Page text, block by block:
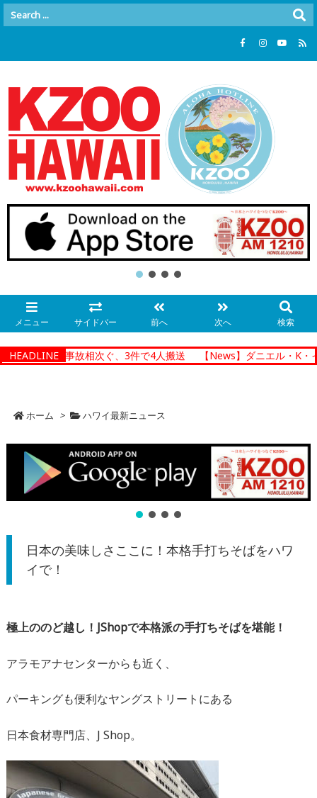
メニュー サイドバー 前へ 次へ 検索
HEADLINE
朝の交通事故相次ぐ、3件で4人搬送 【News】ダニエル・K・イノ
ホーム > ハワイ最新ニュース
日本の美味しさここに！本格手打ちそばをハワ
イで！
極上ののど越し！JShopで本格派の手打ちそばを堪能！
アラモアナセンターからも近く、
パーキングも便利なヤングストリートにある
日本食材専門店、J Shop。